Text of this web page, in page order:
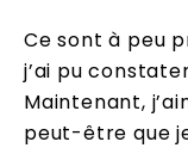
Ce sont à peu
j’ai pu
Maintenant,
peut-être que